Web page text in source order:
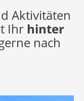
Aktivitäten
Ihr hinter
nach